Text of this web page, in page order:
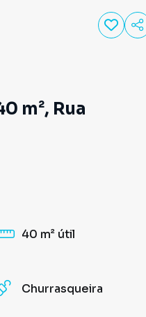
m², Rua
40 m² útil
Churrasqueira